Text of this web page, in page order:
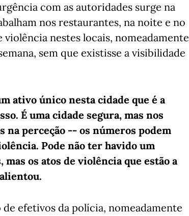
com as autoridades surge na
nos restaurantes, na noite e no
nestes locais, nomeadamente
sem que existisse a visibilidade
ativo único nesta cidade que é a
É uma cidade segura, mas nos
na perceção -- os números podem
Pode não ter havido um
os atos de violência que estão a
efetivos da polícia, nomeadamente